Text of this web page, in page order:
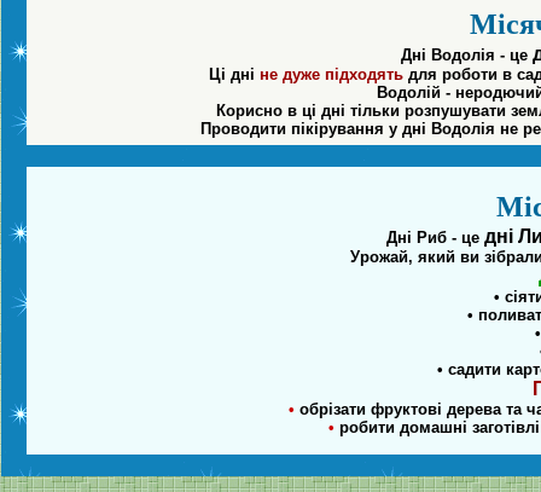
Дні Водолія - це
Ці дні не дуже підходятьдля роботи в
Водолій -
Корисно в ці дні тільки розпушувати
Проводити пікірування у дні Водолія не
Дні Риб - це дні
Урожай, який ви
•
•
• садити
• обрізати фруктові дерева та
• робити домашні